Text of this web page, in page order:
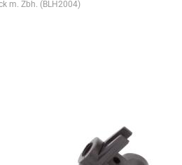
m. Zbh. (BLH2004)